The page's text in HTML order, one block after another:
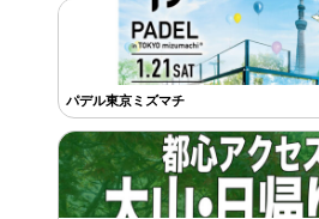
パデル東京ミズマチ